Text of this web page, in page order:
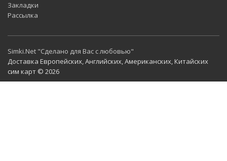
Закладки
Рассылка
Simki.Net "Сделано для Вас с любовью"
Доставка Европейских, Английских, Американских, Китайских
сим карт © 2026